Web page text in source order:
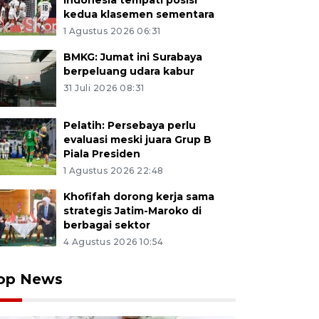
kedua klasemen sementara
1 Agustus 2026 06:31
BMKG: Jumat ini Surabaya
berpeluang udara kabur
31 Juli 2026 08:31
Pelatih: Persebaya perlu
evaluasi meski juara Grup B
Piala Presiden
1 Agustus 2026 22:48
Khofifah dorong kerja sama
strategis Jatim-Maroko di
berbagai sektor
4 Agustus 2026 10:54
News